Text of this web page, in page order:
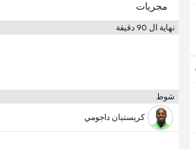
مجريات
نهاية ال 90 دقيقة
شوط
كريستيان داجومي